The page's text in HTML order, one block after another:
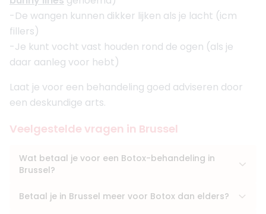
-De wangen kunnen dikker lijken als je lacht (icm
fillers)
-Je kunt vocht vast houden rond de ogen (als je
daar aanleg voor hebt)
Laat je voor een behandeling goed adviseren door
een deskundige arts.
Veelgestelde vragen in Brussel
Wat betaal je voor een Botox-behandeling in
Brussel?
Betaal je in Brussel meer voor Botox dan elders?